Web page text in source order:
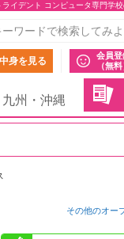
ライデント コンピュータ専門学
身を見る
会員登
（無料
九州・沖縄
その他のオー